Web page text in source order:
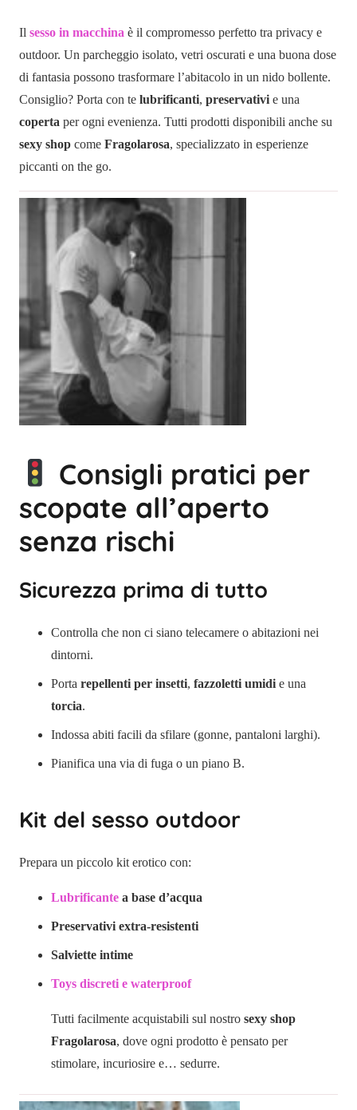
Il sesso in macchina è il compromesso perfetto tra privacy e
outdoor. Un parcheggio isolato, vetri oscurati e una buona dose
di fantasia possono trasformare l’abitacolo in un nido bollente.
Consiglio? Porta con te lubrificanti, preservativi e una
coperta per ogni evenienza. Tutti prodotti disponibili anche su
sexy shop come Fragolarosa, specializzato in esperienze
piccanti on the go.
Consigli pratici per
scopate all’aperto
senza rischi
Sicurezza prima di tutto
Controlla che non ci siano telecamere o abitazioni nei
dintorni.
Porta repellenti per insetti, fazzoletti umidi e una
torcia.
Indossa abiti facili da sfilare (gonne, pantaloni larghi).
Pianifica una via di fuga o un piano B.
Kit del sesso outdoor
Prepara un piccolo kit erotico con:
Lubrificante a base d’acqua
Preservativi extra-resistenti
Salviette intime
Toys discreti e waterproof
Tutti facilmente acquistabili sul nostro sexy shop
Fragolarosa, dove ogni prodotto è pensato per
stimolare, incuriosire e… sedurre.